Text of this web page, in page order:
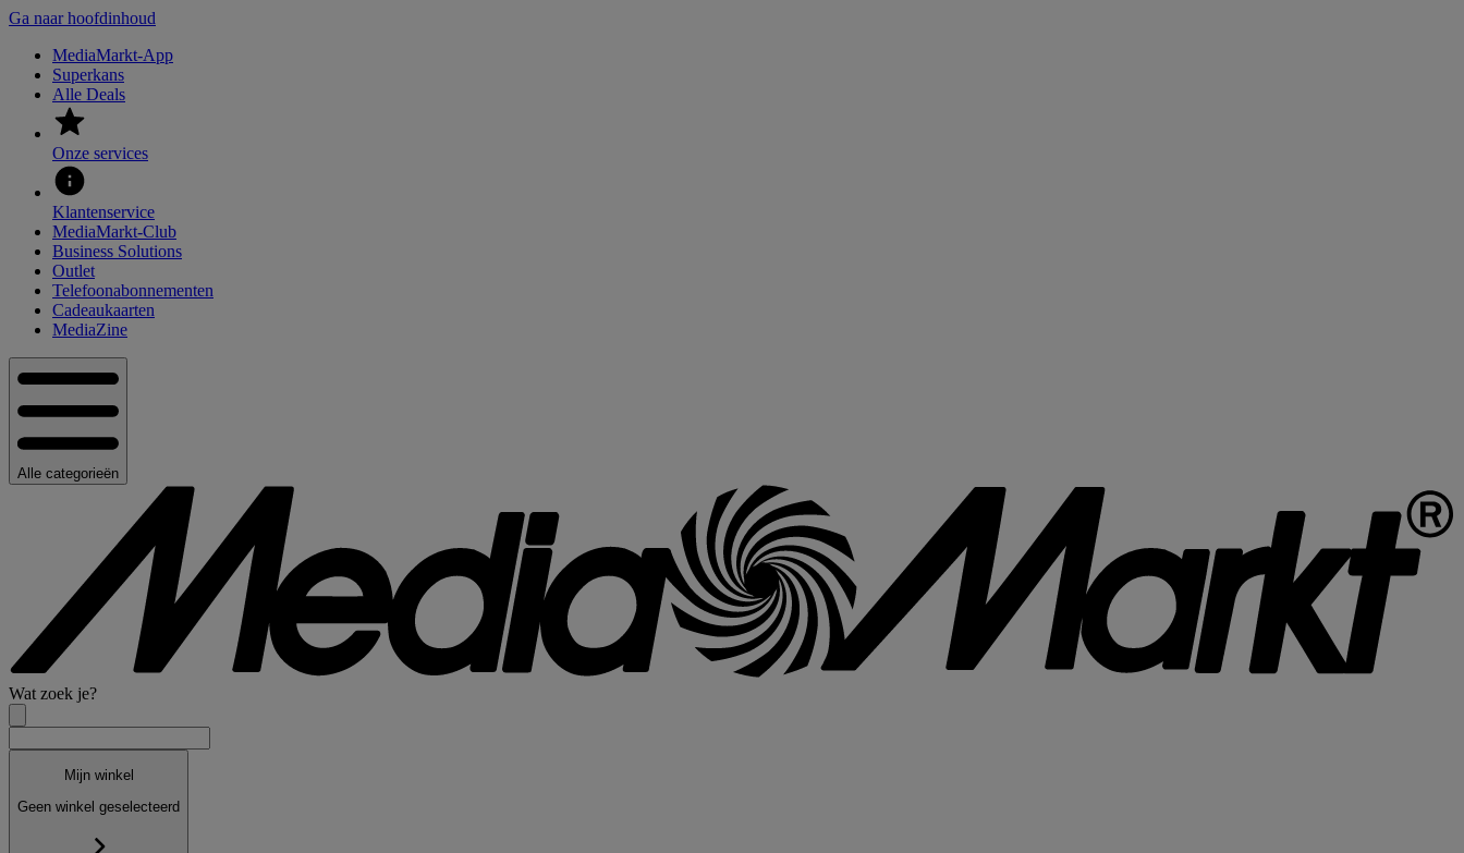
Ga naar hoofdinhoud
MediaMarkt-App
Superkans
Alle Deals
Onze services
Klantenservice
MediaMarkt-Club
Business Solutions
Outlet
Telefoonabonnementen
Cadeaukaarten
MediaZine
Alle categorieën
Wat zoek je?
Mijn winkel
Geen winkel geselecteerd